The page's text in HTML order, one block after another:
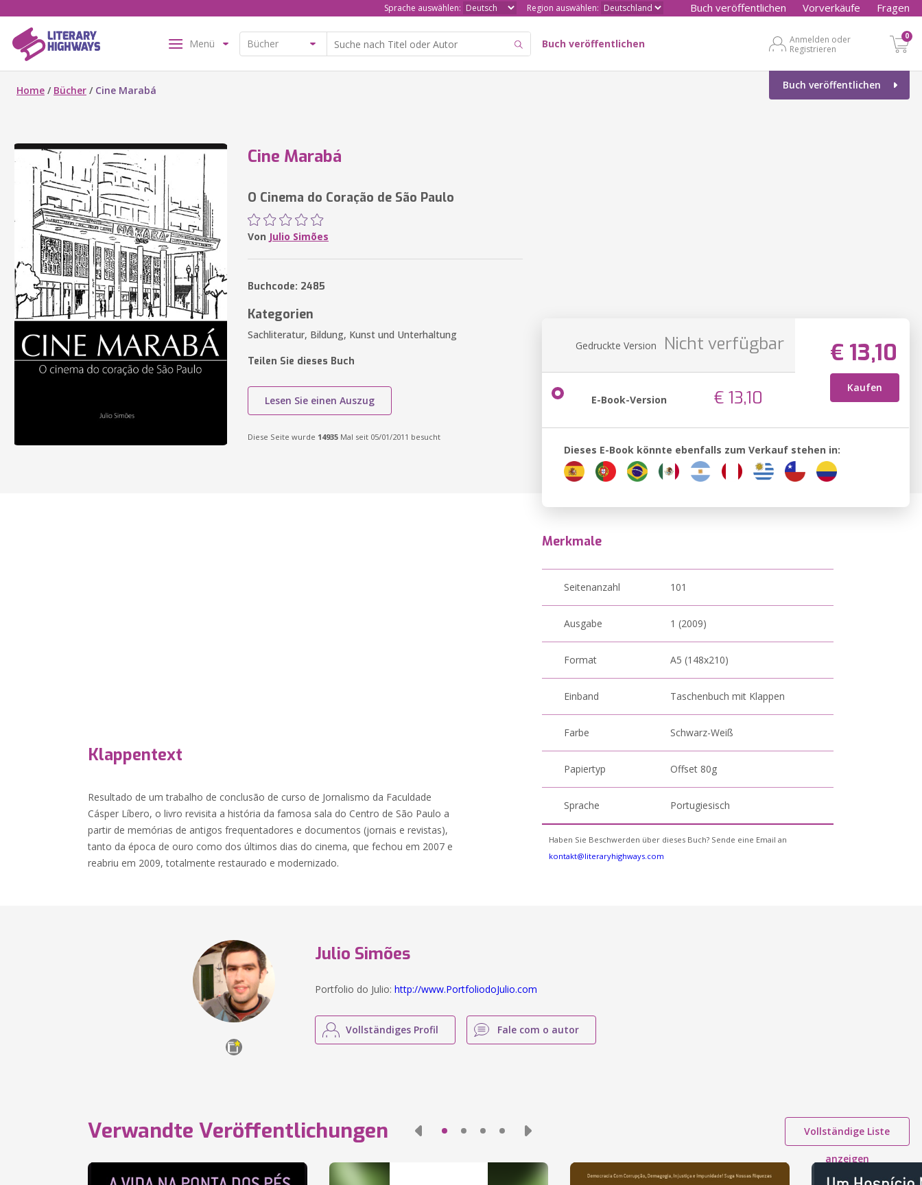
Sprache auswählen: Region auswählen: Buch veröffentlichen Vorverkäufe Fragen
Menü Buch veröffentlichen
Anmelden oder
Registrieren
0
Buch veröffentlichen
Home / Bücher / Cine Marabá
Cine Marabá
O Cinema do Coração de São Paulo
Von Julio Simões
Buchcode: 2485
Kategorien
Sachliteratur, Bildung, Kunst und Unterhaltung
Teilen Sie dieses Buch
Lesen Sie einen Auszug
Diese Seite wurde 14935 Mal seit 05/01/2011 besucht
Gedruckte Version Nicht verfügbar € 13,10
Kaufen
E-Book-Version
€ 13,10
Dieses E-Book könnte ebenfalls zum Verkauf stehen in:
Klappentext
Resultado de um trabalho de conclusão de curso de Jornalismo da Faculdade
Cásper Líbero, o livro revisita a história da famosa sala do Centro de São Paulo a
partir de memórias de antigos frequentadores e documentos (jornais e revistas),
tanto da época de ouro como dos últimos dias do cinema, que fechou em 2007 e
reabriu em 2009, totalmente restaurado e modernizado.
Merkmale
Seitenanzahl 101
Ausgabe 1 (2009)
Format A5 (148x210)
Einband Taschenbuch mit Klappen
Farbe Schwarz-Weiß
Papiertyp Offset 80g
Sprache Portugiesisch
Haben Sie Beschwerden über dieses Buch? Sende eine Email an
kontakt@literaryhighways.com
Julio Simões
Portfolio do Julio:http://www.PortfoliodoJulio.com
Vollständiges Profil Fale com o autor
Verwandte Veröffentlichungen Vollständige Liste
anzeigen